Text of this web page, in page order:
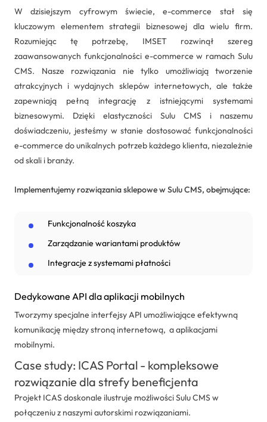
W dzisiejszym cyfrowym świecie, e-commerce stał się
kluczowym elementem strategii biznesowej dla wielu firm.
Rozumiejąc tę potrzebę, IMSET rozwinął szereg
zaawansowanych funkcjonalności e-commerce w ramach Sulu
CMS. Nasze rozwiązania nie tylko umożliwiają tworzenie
atrakcyjnych i wydajnych sklepów internetowych, ale także
zapewniają pełną integrację z istniejącymi systemami
biznesowymi. Dzięki elastyczności Sulu CMS i naszemu
doświadczeniu, jesteśmy w stanie dostosować funkcjonalności
e-commerce do unikalnych potrzeb każdego klienta, niezależnie
od skali i branży.
Implementujemy rozwiązania sklepowe w Sulu CMS, obejmujące:
Funkcjonalność koszyka
Zarządzanie wariantami produktów
Integracje z systemami płatności
Dedykowane API dla aplikacji mobilnych
Tworzymy specjalne interfejsy API umożliwiające efektywną
komunikację między stroną internetową, a aplikacjami
mobilnymi.
Case study: ICAS Portal - kompleksowe
rozwiązanie dla strefy beneficjenta
Projekt ICAS doskonale ilustruje możliwości Sulu CMS w
połączeniu z naszymi autorskimi rozwiązaniami.